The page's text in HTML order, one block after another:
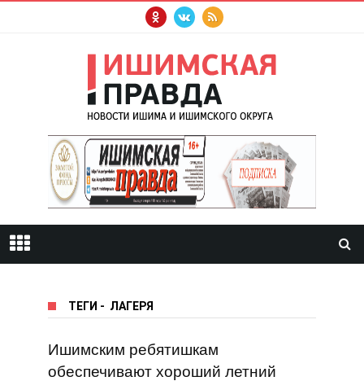
ТЕГИ - ЛАГЕРЯ
Ишимским ребятишкам
обеспечивают хороший летний